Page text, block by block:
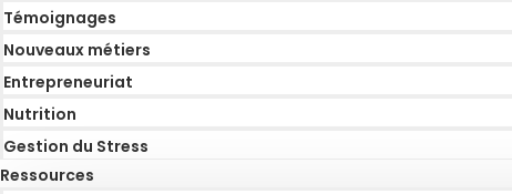
Témoignages
Nouveaux métiers
Entrepreneuriat
Nutrition
Gestion du Stress
Ressources